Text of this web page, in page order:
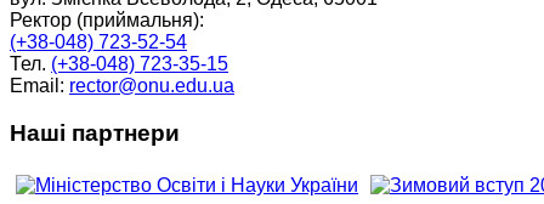
Ректор (приймальня):
(+38-048) 723-52-54
Тел. (+38-048) 723-35-15
Email: rector@onu.edu.ua
Наші партнери